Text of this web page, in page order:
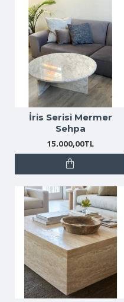
İris Serisi Mermer
Sehpa
15.000,00TL